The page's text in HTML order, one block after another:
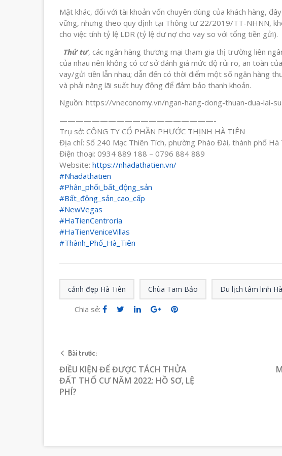
Mặt khác, đối với tài khoản vốn chuyên dùng của khách hàng,
vững, nhưng theo quy định tại Thông tư 22/2019/TT-NHNN,
cho việc tính tỷ lệ LDR (tỷ lệ dư nợ cho vay so với tổng tiền gửi).
Thứ tư, các ngân hàng thương mại tham gia thị trường liên
của nhau nên không có cơ sở đánh giá mức độ rủi ro, an toàn
vay/gửi tiền lẫn nhau; dẫn đến có thời điểm một số ngân hàng
và phải nâng lãi suất huy động để đảm bảo thanh khoản.
Nguồn: https://vneconomy.vn/ngan-hang-dong-thuan-dua-lai-
———————————————————-
Trụ sở: CÔNG TY CỔ PHẦN PHƯỚC THỊNH HÀ TIÊN
Địa chỉ: Số 240 Mạc Thiên Tích, phường Pháo Đài, thành phố Hà
Điện thoại: 0934 889 188 – 0796 884 889
Website: https://nhadathatien.vn/
#Nhadathatien
#Phân_phối_bất_động_sản
#Bất_động_sản_cao_cấp
#NewVegas
#HaTienCentroria
#HaTienVeniceVillas
#Thành_Phố_Hà_Tiên
cảnh đẹp Hà Tiên Chùa Tam Bảo Du lịch tâm linh
Chia sẻ:
Bài trước:
ĐIỀU KIỆN ĐỂ ĐƯỢC TÁCH THỬA
ĐẤT THỔ CƯ NĂM 2022: HỒ SƠ, LỆ
PHÍ?